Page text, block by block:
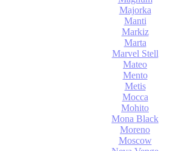
Majorka
Manti
Markiz
Marta
Marvel Stell
Mateo
Mento
Metis
Mocca
Mohito
Mona Black
Moreno
Moscow